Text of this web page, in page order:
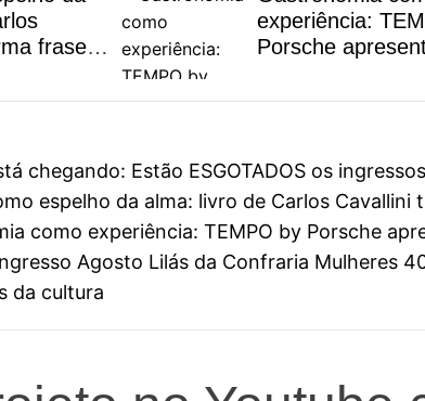
frases
experiência:
Porsche
dos ingredientes
chegando: Estão ESGOTADOS os
espelho da alma: livro de Carlos
como experiência: TEMPO by Porsche
Agosto Lilás da Confraria Mulheres
da cultura